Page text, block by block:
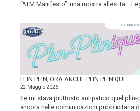
“ATM Manifesto”, una mostra allestita…
PLIN PLIN, ORA ANCHE PLIN PLINIQUE
22 Maggio 2026
Se mi stava piuttosto antipatico quel plin-
ancora nelle comunicazioni pubblicitaria